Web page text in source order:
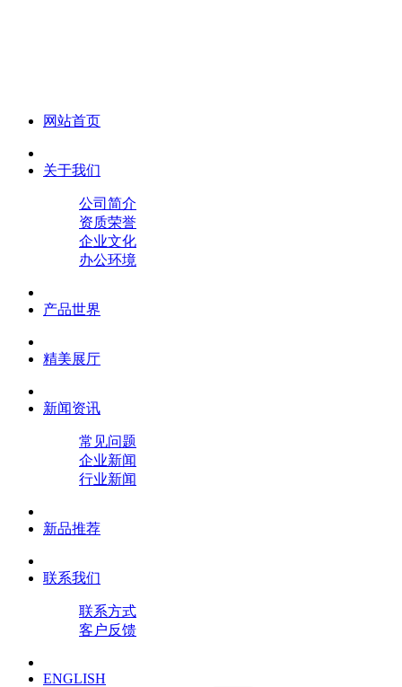
网站首页
关于我们
公司简介
资质荣誉
企业文化
办公环境
产品世界
精美展厅
新闻资讯
常见问题
企业新闻
行业新闻
新品推荐
联系我们
联系方式
客户反馈
ENGLISH